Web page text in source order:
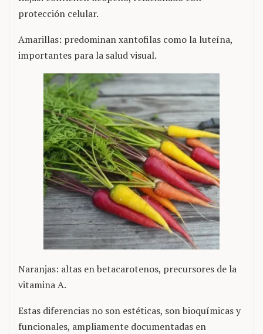
protección celular.
Amarillas: predominan xantofilas como la luteína,
importantes para la salud visual.
Naranjas: altas en betacarotenos, precursores de la
vitamina A.
Estas diferencias no son estéticas, son bioquímicas y
funcionales, ampliamente documentadas en